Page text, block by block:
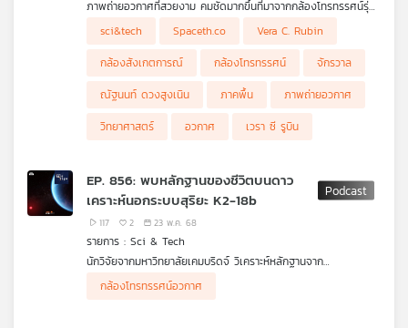
ภาพถ่ายอวกาศที่สวยงาม คมชัดมากขึ้นที่มาจากกล้องโทรทรรศน์รุ่น
เบื้องหลังการทำงานของกล้องสังเกตการณ์จักรวาลที่จะช่วยตอบ
คำถามว่าเพราะอะไรถึงต้องมีกล้องทั้งในและนอกโลก คุยกับ เติ้ล -
ณัฐนนท์ ดวงสูงเนิน จาก Spaceth.co
sci&tech Spaceth.co
Vera C. Rubin
กล้องสังเกตการณ์
กล้องโทรทรรศน์
จักรวาล
ณัฐนนท์ ดวงสูงเนิน
ภาคพื้น
ภาพถ่ายอวกาศ
วิทยาศาสตร์
อวกาศ เวรา ซี รูบิน
EP. 856: พบหลักฐานของชีวิตบนดาว
เคราะห์นอกระบบสุริยะ K2-18b
117 2 23 พ.ค. 68
รายการ : Sci & Tech
นักวิจัยจากมหาวิทยาลัยเคมบริดจ์ วิเคราะห์หลักฐานจาก
กล้องโทรทรรศน์อวกาศเจมส์ เวบบ์ ที่สังเกตการณ์ดาวเคราะห์นอก
ระบบสุริยะ K2-18b พบว่าอาจมีสัญญาณของกระบวนการที่ก่อให้เกิด
กล้องโทรทรรศน์อวกาศ